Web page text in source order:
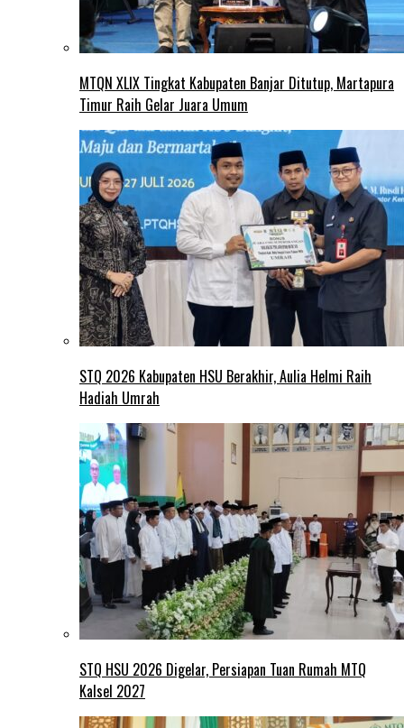
MTQN XLIX Tingkat Kabupaten Banjar Ditutup, Martapura
Timur Raih Gelar Juara Umum
STQ 2026 Kabupaten HSU Berakhir, Aulia Helmi Raih
Hadiah Umrah
STQ HSU 2026 Digelar, Persiapan Tuan Rumah MTQ
Kalsel 2027